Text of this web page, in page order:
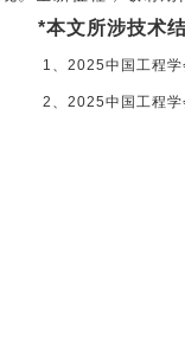
*本文所涉技术
1、2025中国工程
2、2025中国工程